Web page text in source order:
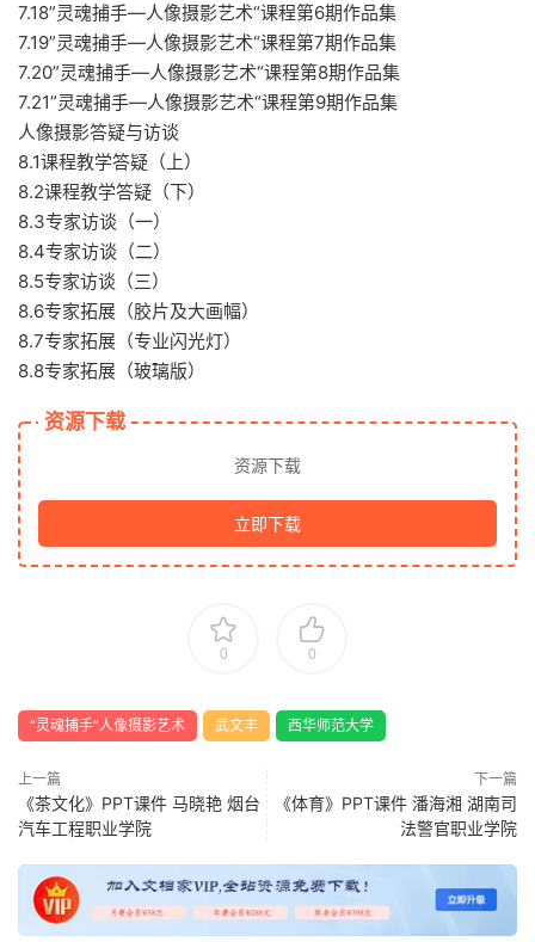
7.18”灵魂捕手—人像摄影艺术“课程第6期作品集
7.19”灵魂捕手—人像摄影艺术“课程第7期作品集
7.20”灵魂捕手—人像摄影艺术“课程第8期作品集
7.21”灵魂捕手—人像摄影艺术“课程第9期作品集
人像摄影答疑与访谈
8.1课程教学答疑（上）
8.2课程教学答疑（下）
8.3专家访谈（一）
8.4专家访谈（二）
8.5专家访谈（三）
8.6专家拓展（胶片及大画幅）
8.7专家拓展（专业闪光灯）
8.8专家拓展（玻璃版）
资源下载
资源下载
立即下载
0 0
“灵魂捕手”人像摄影艺术 武文丰 西华师范大学
上一篇
《茶文化》PPT课件 马晓艳 烟台
汽车工程职业学院
下一篇
《体育》PPT课件 潘海湘 湖南司
法警官职业学院